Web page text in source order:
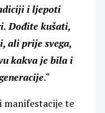
i ljepoti
Dođite kušati,
ali prije svega,
kakva je bila i
.“
manifestacije te